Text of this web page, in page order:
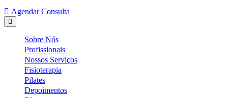
Agendar Consulta
Sobre Nós
Profissionais
Nossos Serviços
Fisioterapia
Pilates
Depoimentos